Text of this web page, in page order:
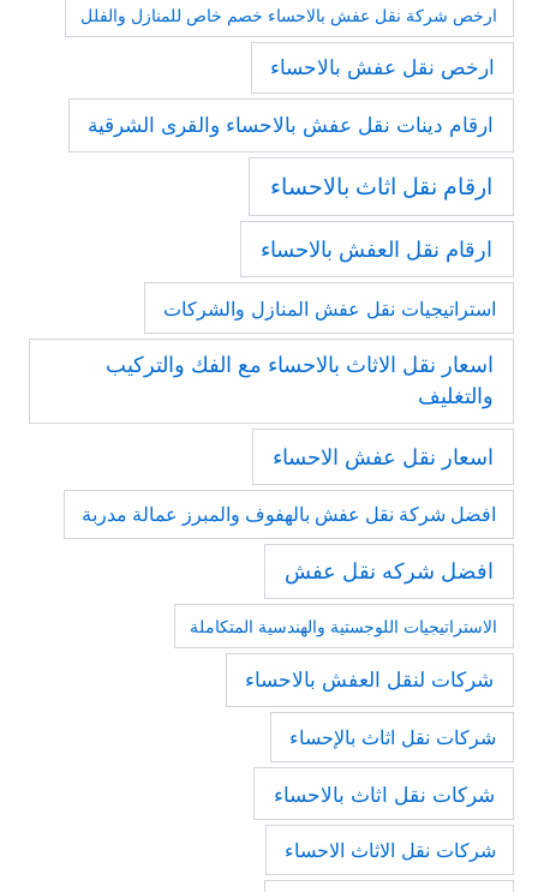
ارخص شركة نقل عفش بالاحساء خصم خاص للمنازل والفلل
ارخص نقل عفش بالاحساء
ارقام دينات نقل عفش بالاحساء والقرى الشرقية
ارقام نقل اثاث بالاحساء
ارقام نقل العفش بالاحساء
استراتيجيات نقل عفش المنازل والشركات
اسعار نقل الاثاث بالاحساء مع الفك والتركيب
والتغليف
اسعار نقل عفش الاحساء
افضل شركة نقل عفش بالهفوف والمبرز عمالة مدربة
افضل شركه نقل عفش
الاستراتيجيات اللوجستية والهندسية المتكاملة
شركات لنقل العفش بالاحساء
شركات نقل اثاث بالإحساء
شركات نقل اثاث بالاحساء
شركات نقل الاثاث الاحساء